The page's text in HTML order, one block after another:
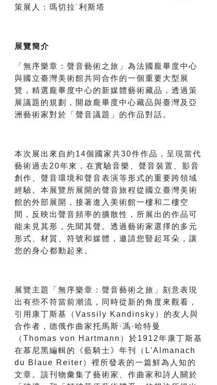
策展人：瑪切拉˙利斯塔
展覽簡介
「無序樂章：聲音藝術之旅」為法國龐畢度中心
與國立臺灣美術館共同合作的一個重要大型展
覽，精選龐畢度中心的新媒體藝術藏品，透過策
展議題的規劃，開啟龐畢度中心藏品與臺灣及亞
洲藝術家對於「聲音議題」的作品對話。
本次展出來自約14個國家共30件作品，呈現當代
藝術過去20年來，在實驗音樂、聲音裝置、影音
創作、聲音環境和聲音表演等形式的重要跨領域
經驗。本展覽所展開的聲音旅程從國立臺灣美術
館的外部展開，接著進入美術館一樓和二樓空
間，反映出聲音頻率的擴散性，所展出的作品可
能未見其形，先聞其聲。透過藝術家選擇的多元
形式、材質、符號和媒體，邀請您豎起耳朵，讓
您的身心都動起來。
展覽主題「無序樂章：聲音藝術之旅」刻意表現
出有些不符當前潮流，同時從新的角度來觀看，
引用康丁斯基（Vassily Kandinsky）的友人與
合作者，德俄作曲家托馬斯·馮·哈特曼
（Thomas von Hartmann）於1912年康丁斯基
在慕尼黑編輯的《藍騎士》年刊（L'Almanach
du Blaue Reiter）裡所發表的一篇鮮為人知的
文章。該刊物彙集了藝術家、作曲家和詩人關於